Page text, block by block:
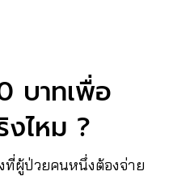
บาทเพื่อ
งไหม ?
ที่ผู้ป่วยคนหนึ่งต้องจ่าย